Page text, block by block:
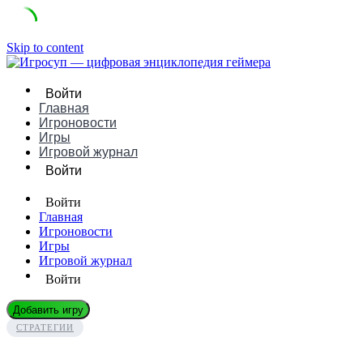
Skip to content
Войти
Главная
Игроновости
Игры
Игровой журнал
Войти
Войти
Главная
Игроновости
Игры
Игровой журнал
Войти
Добавить игру
СТРАТЕГИИ